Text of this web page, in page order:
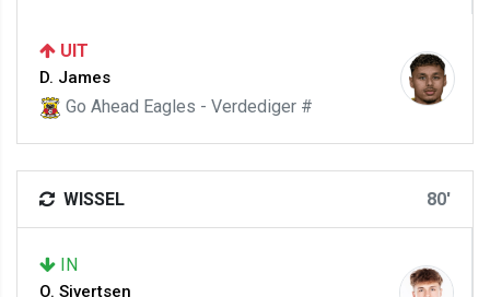
UIT
D. James
Go Ahead Eagles - Verdediger #
WISSEL 80'
IN
O. Sivertsen